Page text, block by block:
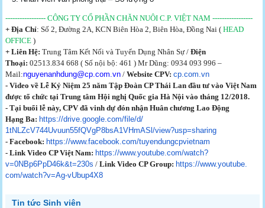
-----------------CÔNG TY CỔ PHẦN CHĂN NUÔI C.P. VIỆT NAM-----------------
+Địa Chỉ: Số 2, Đường 2A, KCN Biên Hòa 2, Biên Hòa, Đồng Nai (HEAD
OFFICE)
+ Liên Hệ: Trung Tâm Kết Nối và Tuyển Dụng Nhân Sự /Điện
Thoại: 02513.834 668 ( Số nội bộ: 461 )Mr Dũng: 0934 093 996 –
Mail:nguyenanhdung@cp.com.vn /Website CPV: cp.com.vn
-Video về Lễ Kỷ Niệm 25 năm Tập Đoàn CP Thái Lan đầu tư vào Việt Nam
được tổ chức tại Trung tâm Hội nghị Quốc gia Hà Nội vào tháng 12/2018.
-Tại buổi lễ này, CPV đã vinh dự đón nhận Huân chương Lao Động
Hạng Ba: https://drive.google.com/file/d/
1tNLZcV744Uvuun55fQVgP8bsA1VHmASl/view?usp=sharing
-Facebook: https://www.facebook.com/tuyendungcpvietnam
-Link Video CP Việt Nam: https://www.youtube.com/watch?
v=0NBp6PpD46k&t=230s /Link Video CP Group: https://www.youtube.
com/watch?v=Ag-vUbup4X8
Tin tức Sinh viên